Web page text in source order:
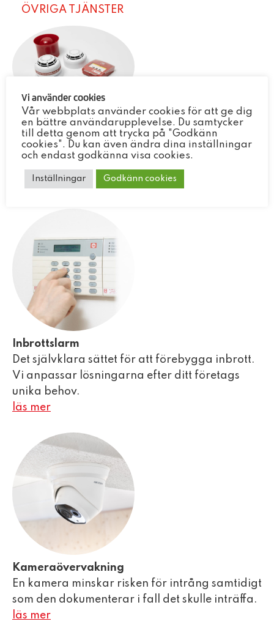
ÖVRIGA TJÄNSTER
Brandlarm
Få en säkrare och tryggare arbetsplats dygnet
runt med någon av våra lösningar inom
brandlarm.
läs mer
Inbrottslarm
Det självklara sättet för att förebygga inbrott.
Vi anpassar lösningarna efter ditt företags
unika behov.
läs mer
Kameraövervakning
En kamera minskar risken för intrång samtidigt
som den dokumenterar i fall det skulle inträffa.
läs mer
Vi använder cookies
Vår webbplats använder cookies för att ge dig
en bättre användarupplevelse. Du samtycker
till detta genom att trycka på "Godkänn
cookies". Du kan även ändra dina inställningar
och endast godkänna visa cookies.
Inställningar Godkänn cookies